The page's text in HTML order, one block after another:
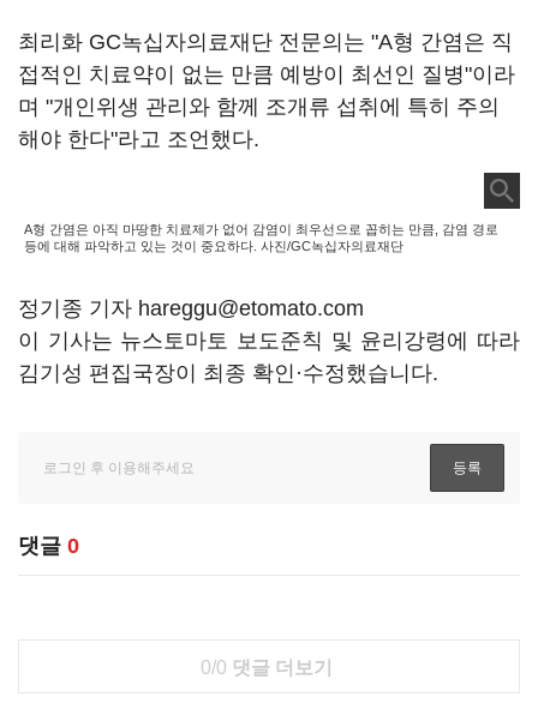
최리화 GC녹십자의료재단 전문의는 "A형 간염은 직
접적인 치료약이 없는 만큼 예방이 최선인 질병"이라
며 "개인위생 관리와 함께 조개류 섭취에 특히 주의
해야 한다"라고 조언했다.
A형 간염은 아직 마땅한 치료제가 없어 감염이 최우선으로 꼽히는 만큼, 감염 경로
등에 대해 파악하고 있는 것이 중요하다. 사진/GC녹십자의료재단
정기종 기자 hareggu@etomato.com
이 기사는 뉴스토마토 보도준칙 및 윤리강령에 따라
김기성 편집국장이 최종 확인·수정했습니다.
댓글 0
0/0 댓글 더보기